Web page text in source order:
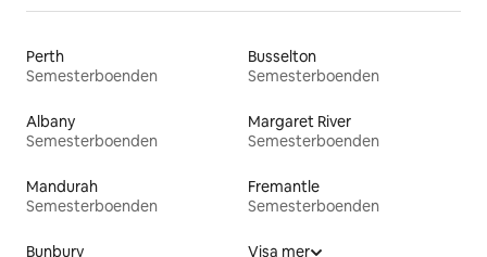
Perth
Semesterboenden
Busselton
Semesterboenden
Albany
Semesterboenden
Margaret River
Semesterboenden
Mandurah
Semesterboenden
Fremantle
Semesterboenden
Bunbury
Visa mer